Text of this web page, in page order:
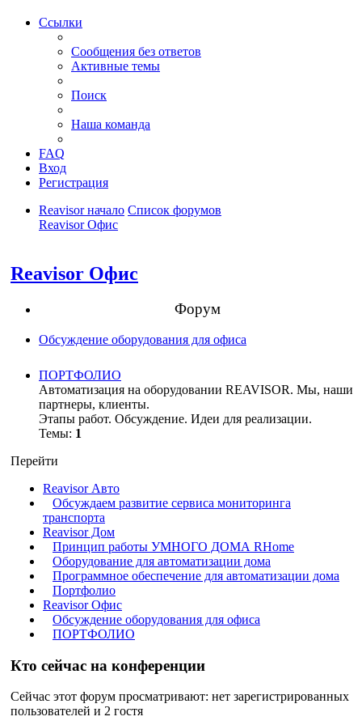
Ссылки
Сообщения без ответов
Активные темы
Поиск
Наша команда
FAQ
Вход
Регистрация
Reavisor начало Список форумов
Reavisor Офис
Reavisor Офис
Форум
Обсуждение оборудования для офиса
ПОРТФОЛИО
Автоматизация на оборудовании REAVISOR. Мы, наши
партнеры, клиенты.
Этапы работ. Обсуждение. Идеи для реализации.
Темы: 1
Перейти
Reavisor Авто
Обсуждаем развитие сервиса мониторинга
транспорта
Reavisor Дом
Принцип работы УМНОГО ДОМА RHome
Оборудование для автоматизации дома
Программное обеспечение для автоматизации дома
Портфолио
Reavisor Офис
Обсуждение оборудования для офиса
ПОРТФОЛИО
Кто сейчас на конференции
Сейчас этот форум просматривают: нет зарегистрированных
пользователей и 2 гостя